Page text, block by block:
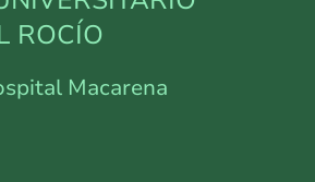
ROCÍO
Macarena